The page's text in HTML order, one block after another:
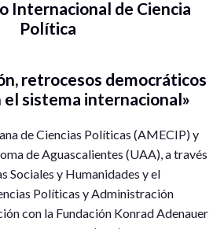
Internacional de Ciencia
Política
retrocesos democráticos
el sistema internacional»
de Ciencias Políticas (AMECIP) y
de Aguascalientes (UAA), a través
Sociales y Humanidades y el
Políticas y Administración
con la Fundación Konrad Adenauer